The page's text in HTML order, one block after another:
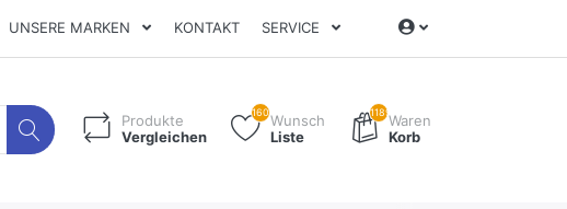
UNSERE MARKEN KONTAKT SERVICE
Produkte
Vergleichen
160Wunsch
Liste
1189Waren
Korb